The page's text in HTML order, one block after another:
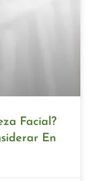
Facial?
En